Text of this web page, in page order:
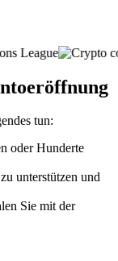
tun:
oder Hunderte
unterstützen und
Sie mit der